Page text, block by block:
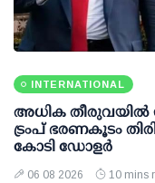
INTERNATIONAL
അധിക തീരുവയില്‍
ട്രംപ് ഭരണകൂടം
കോടി ഡോളര്‍
06 08 2026 10 mins